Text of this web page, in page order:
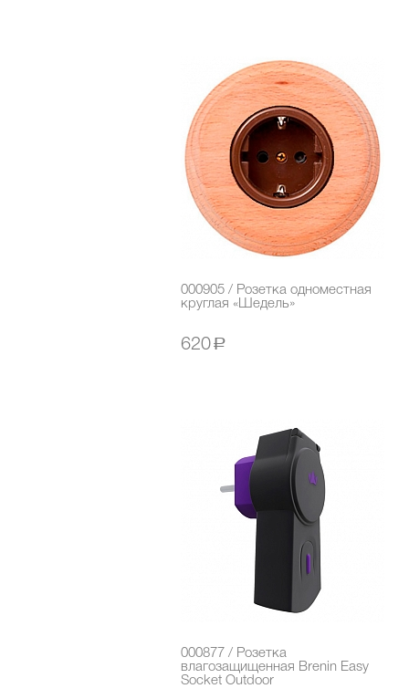
000905 / Розетка одноместная
круглая «Шедель»
620 a
000877 / Розетка
влагозащищенная Brenin Easy
Socket Outdoor